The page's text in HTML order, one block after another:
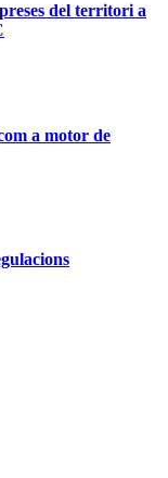
del territori a
a motor de